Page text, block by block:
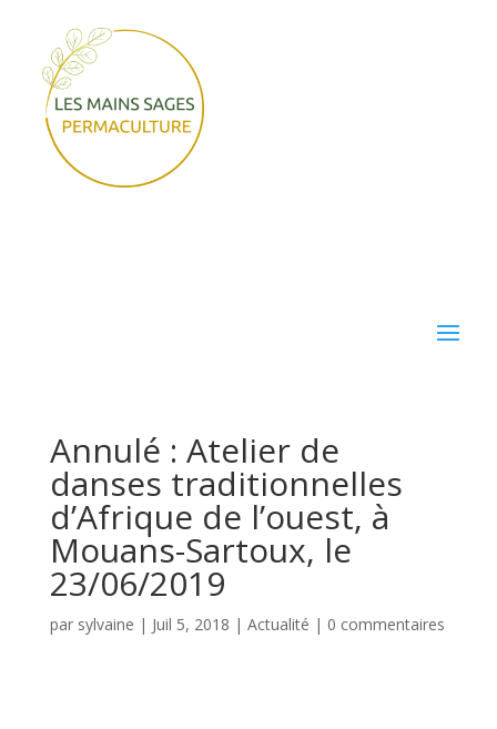
Annulé : Atelier de
danses traditionnelles
d’Afrique de l’ouest, à
Mouans-Sartoux, le
23/06/2019
par sylvaine | Juil 5, 2018 | Actualité | 0 commentaires